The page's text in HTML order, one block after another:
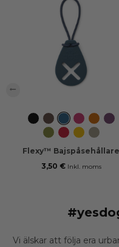
Svart MoccaOcean
Blue
Wild
Rose
Orange
Sun
Hunting
Green
Classic
Red
LemonDesert
Dune
Flexy™ Bajspåsehållare
3,50 € Inkl. moms
Vi älskar att följa era